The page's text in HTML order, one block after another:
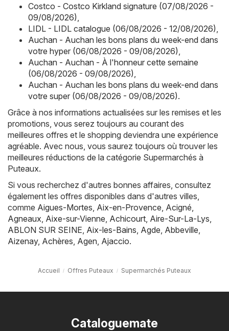
Costco - Costco Kirkland signature (07/08/2026 -
09/08/2026)
LIDL - LIDL catalogue (06/08/2026 - 12/08/2026)
Auchan - Auchan les bons plans du week-end dans
votre hyper (06/08/2026 - 09/08/2026)
Auchan - Auchan - À l'honneur cette semaine
(06/08/2026 - 09/08/2026)
Auchan - Auchan les bons plans du week-end dans
votre super (06/08/2026 - 09/08/2026).
Grâce à nos informations actualisées sur les remises et les
promotions, vous serez toujours au courant des
meilleures offres et le shopping deviendra une expérience
agréable. Avec nous, vous saurez toujours où trouver les
meilleures réductions de la catégorie Supermarchés à
Puteaux.
Si vous recherchez d'autres bonnes affaires, consultez
également les offres disponibles dans d'autres villes,
comme Aigues-Mortes Aix-en-Provence Acigné
Agneaux Aixe-sur-Vienne Achicourt Aire-Sur-La-Lys
ABLON SUR SEINE Aix-les-Bains Agde Abbeville
Aizenay, Achères Agen Ajaccio.
Accueil Offres Puteaux Supermarchés Puteaux
Cataloguemate